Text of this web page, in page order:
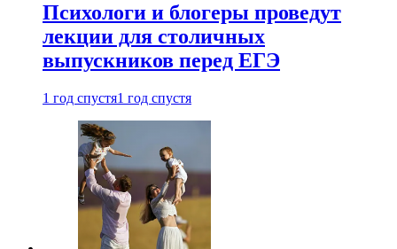
Психологи и блогеры проведут
лекции для столичных
выпускников перед ЕГЭ
1 год спустя1 год спустя